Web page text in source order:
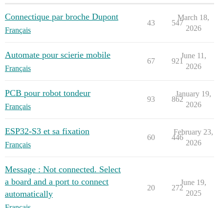
Connectique par broche Dupont
Français
43 547
March 18,
2026
Automate pour scierie mobile
Français
67 921
June 11,
2026
PCB pour robot tondeur
Français
93 862
January 19,
2026
ESP32-S3 et sa fixation
Français
60 446
February 23,
2026
Message : Not connected. Select
a board and a port to connect
automatically
20 272
June 19,
2025